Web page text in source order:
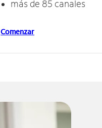
más de 85 canales
Comenzar